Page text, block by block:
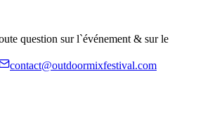
question sur l`événement & sur le
contact@outdoormixfestival.com